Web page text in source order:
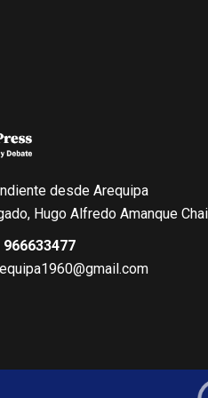
desde Arequipa
Hugo Alfredo Amanque